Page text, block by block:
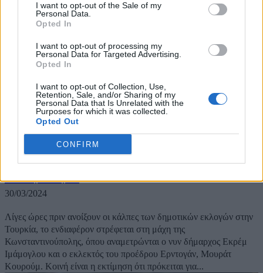
I want to opt-out of the Sale of my
Personal Data.
Opted In
I want to opt-out of processing my
Personal Data for Targeted Advertising.
Opted In
I want to opt-out of Collection, Use,
Retention, Sale, and/or Sharing of my
Personal Data that Is Unrelated with the
Purposes for which it was collected.
Opted Out
CONFIRM
Ανοίγουν οι κάλπες στην Τουρκία-
Κωνσταντινούπολη: Το προσωπικό στοίχημα
του Ερντογάν
30/03/2024
Λίγες ώρες πριν ανοίξουν οι κάλπες των δημοτικών εκλογών στην
Τουρκία, το ενδιαφέρον στρέφεται στη μάχη της
Κωνσταντινούπολης, όπου αναμετρώνται ο νυν δήμαρχος Εκρέμ
Ιμάμογλου και ο εκλεκτός του προέδρου Ερντογάν, Μουράτ
Κουρούμ. Κοινή είναι η εκτίμηση ότι πρόκειται για...